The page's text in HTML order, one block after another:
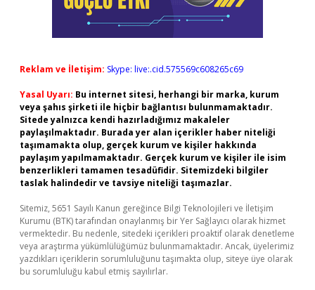
Reklam ve İletişim: Skype: live:.cid.575569c608265c69
Yasal Uyarı: Bu internet sitesi, herhangi bir marka, kurum
veya şahıs şirketi ile hiçbir bağlantısı bulunmamaktadır.
Sitede yalnızca kendi hazırladığımız makaleler
paylaşılmaktadır. Burada yer alan içerikler haber niteliği
taşımamakta olup, gerçek kurum ve kişiler hakkında
paylaşım yapılmamaktadır. Gerçek kurum ve kişiler ile isim
benzerlikleri tamamen tesadüfidir. Sitemizdeki bilgiler
taslak halindedir ve tavsiye niteliği taşımazlar.
Sitemiz, 5651 Sayılı Kanun gereğince Bilgi Teknolojileri ve İletişim
Kurumu (BTK) tarafından onaylanmış bir Yer Sağlayıcı olarak hizmet
vermektedir. Bu nedenle, sitedeki içerikleri proaktif olarak denetleme
veya araştırma yükümlülüğümüz bulunmamaktadır. Ancak, üyelerimiz
yazdıkları içeriklerin sorumluluğunu taşımakta olup, siteye üye olarak
bu sorumluluğu kabul etmiş sayılırlar.